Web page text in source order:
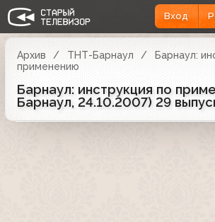
Вход
Архив ТНТ-Барнаул
Барнаул:
применению
Барнаул: инструкция по
Барнаул, 24.10.2007) 29